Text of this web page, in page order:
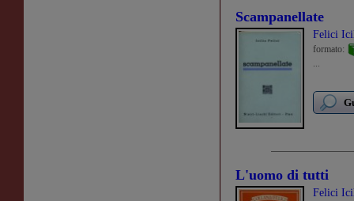
Scampanellate
Felici
formato:
...
L'uomo di tutti
Felici